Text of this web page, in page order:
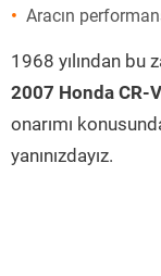
Aracın
1968 yılından bu
2007 Honda CR-
onarımı
yanınızdayız.